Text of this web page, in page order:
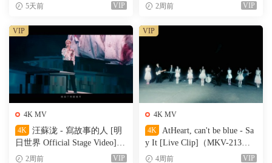
5天前 VIP 2周前 VIP
4K MV
4K
汪蘇泷 - 寫故事的人 [明
日世界 Official Stage Video]
（MKV-611M）
2周前 VIP
VIP
4K MV
4K
AtHeart, can't be blue - Sa
y It [Live Clip]（MKV-213
M）4周前 VIP
VIP